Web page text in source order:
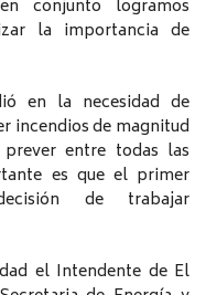
conjunto logramos
la importancia de
en la necesidad de
incendios de magnitud
entre todas las
es que el primer
de trabajar
el Intendente de El